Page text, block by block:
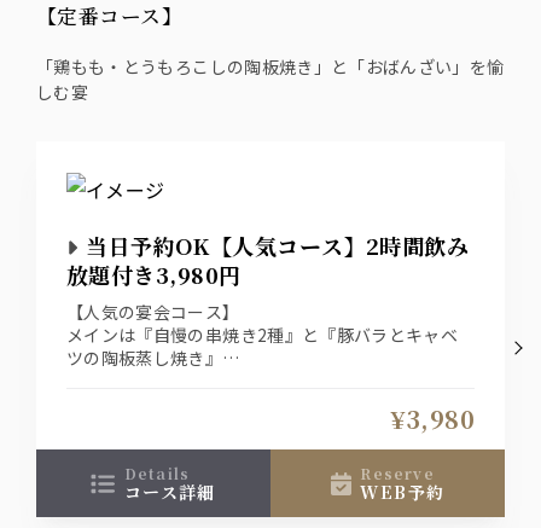
【定番コース】
「鶏もも・とうもろこしの陶板焼き」と「おばんざい」を愉
しむ宴
当日予約OK【人気コース】2時間飲み
放題付き3,980円
【人気の宴会コース】
メインは『自慢の串焼き2種』と『豚バラとキャベ
ツの陶板蒸し焼き』
¥3,980
details
コース詳細
reserve
WEB予約